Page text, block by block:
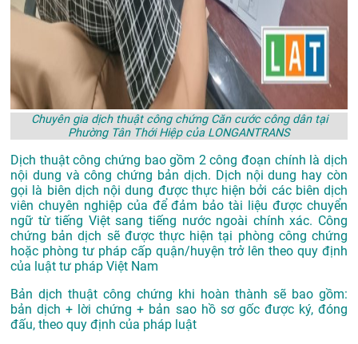
Chuyên gia dịch thuật công chứng Căn cước công dân tại
Phường Tân Thới Hiệp của LONGANTRANS
Dịch thuật công chứng bao gồm 2 công đoạn chính là dịch
nội dung và công chứng bản dịch. Dịch nội dung hay còn
gọi là biên dịch nội dung được thực hiện bởi các biên dịch
viên chuyên nghiệp của để đảm bảo tài liệu được chuyển
ngữ từ tiếng Việt sang tiếng nước ngoài chính xác. Công
chứng bản dịch sẽ được thực hiện tại phòng công chứng
hoặc phòng tư pháp cấp quận/huyện trở lên theo quy định
của luật tư pháp Việt Nam
Bản dịch thuật công chứng khi hoàn thành sẽ bao gồm:
bản dịch + lời chứng + bản sao hồ sơ gốc được ký, đóng
đấu, theo quy định của pháp luật